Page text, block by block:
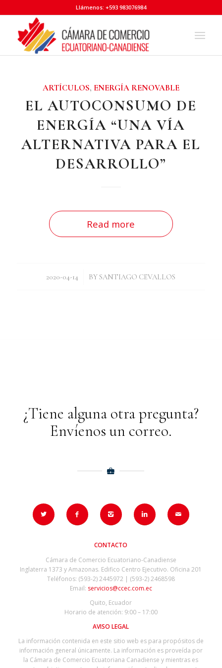
Llámenos: +593 983076984
ARTÍCULOS, ENERGÍA RENOVABLE
EL AUTOCONSUMO DE
ENERGÍA “UNA VÍA
ALTERNATIVA PARA EL
DESARROLLO”
Read more
2020-04-14
/ BYSANTIAGO CEVALLOS
¿Tiene alguna otra pregunta?
Envíenos un correo.
CONTACTO
Cámara de Comercio Ecuatoriano-Canadiense
Inglaterra 1373 y Amazonas. Edifico Centro Ejecutivo. Oficina 201
Teléfonos: (593-2) 2445972 | (593-2) 2468598
Email: servicios@ccec.com.ec
Quito, Ecuador
Horario de atención: 9:00 – 17:00
AVISO LEGAL
La información contenida en este sitio web es para propósitos de
información general únicamente. La información es proveída por
la Cámara de Comercio Ecuatoriana Canadiense y mientras es